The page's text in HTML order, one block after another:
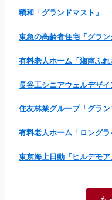
積和「グランドマスト」
東急の高齢者住宅「グラン
有料老人ホーム「湘南ふれ
長谷工シニアウェルデザイ
住友林業グループ「グラン
有料老人ホーム「ロングラ
東京海上日動「ヒルデモア